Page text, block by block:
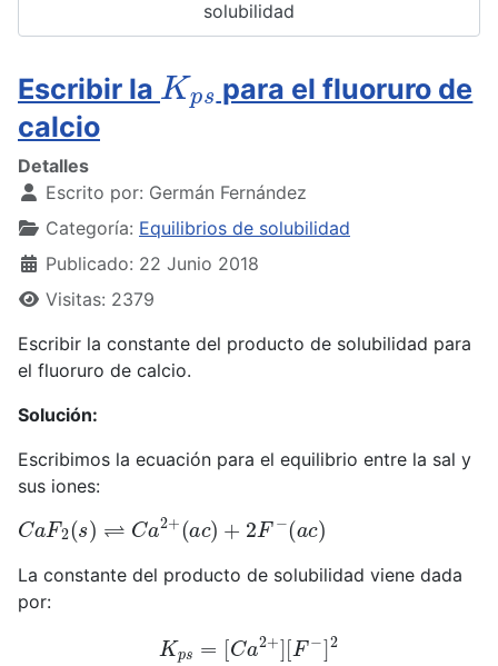
solubilidad
Escribir la
Kp
para el fluoruro de
calcio
Detalles
Escrito por: Germán Fernández
Categoría: Equilibrios de solubilidad
Publicado: 22 Junio 2018
Visitas: 2379
Escribir la constante del producto de solubilidad para
el fluoruro de calcio.
Solución:
Escribimos la ecuación para el equilibrio entre la sal y
sus iones:
Ca F2 ( s) a2 + ( a )+ F−( c
La constante del producto de solubilidad viene dada
por:
Kp Ca 2+][F−]2